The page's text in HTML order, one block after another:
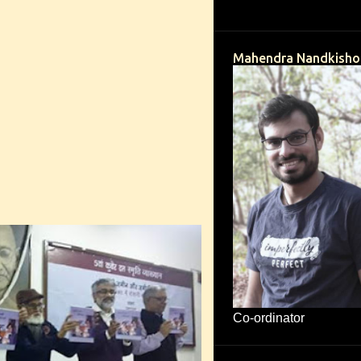
Mahendra
Co-ordinator